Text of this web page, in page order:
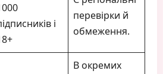
і
перевірки й
обмеження.
В окремих